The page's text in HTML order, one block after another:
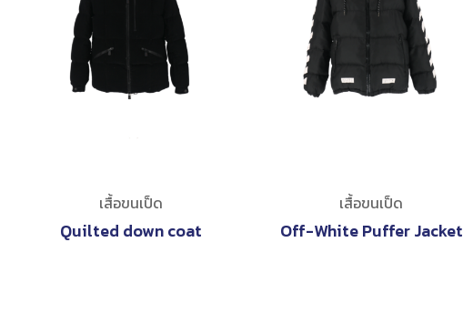
เสื้อขนเป็ด
Quilted down coat
เสื้อขนเป็ด
Off-White Puffer Jacket